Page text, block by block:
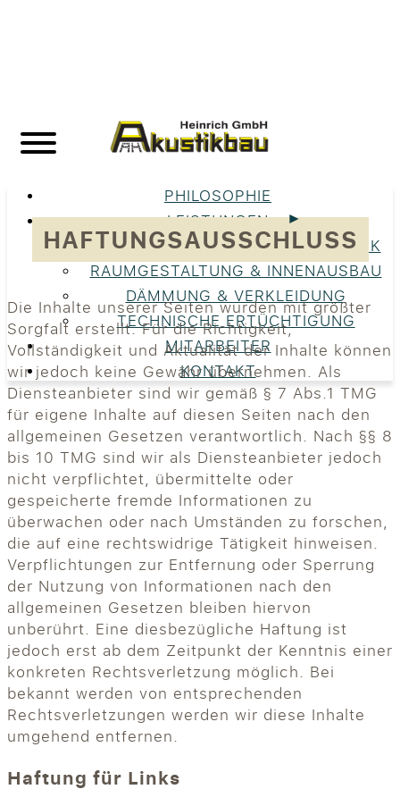
PHILOSOPHIE
LEISTUNGEN
UNSERE LEISTUNGEN IM ÜBERBLICK
RAUMGESTALTUNG & INNENAUSBAU
DÄMMUNG & VERKLEIDUNG
TECHNISCHE ERTÜCHTIGUNG
MITARBEITER
KONTAKT
HAFTUNGSAUSSCHLUSS
Die Inhalte unserer Seiten wurden mit größter
Sorgfalt erstellt. Für die Richtigkeit,
Vollständigkeit und Aktualität der Inhalte können
wir jedoch keine Gewähr übernehmen. Als
Diensteanbieter sind wir gemäß § 7 Abs.1 TMG
für eigene Inhalte auf diesen Seiten nach den
allgemeinen Gesetzen verantwortlich. Nach §§ 8
bis 10 TMG sind wir als Diensteanbieter jedoch
nicht verpflichtet, übermittelte oder
gespeicherte fremde Informationen zu
überwachen oder nach Umständen zu forschen,
die auf eine rechtswidrige Tätigkeit hinweisen.
Verpflichtungen zur Entfernung oder Sperrung
der Nutzung von Informationen nach den
allgemeinen Gesetzen bleiben hiervon
unberührt. Eine diesbezügliche Haftung ist
jedoch erst ab dem Zeitpunkt der Kenntnis einer
konkreten Rechtsverletzung möglich. Bei
bekannt werden von entsprechenden
Rechtsverletzungen werden wir diese Inhalte
umgehend entfernen.
Haftung für Links